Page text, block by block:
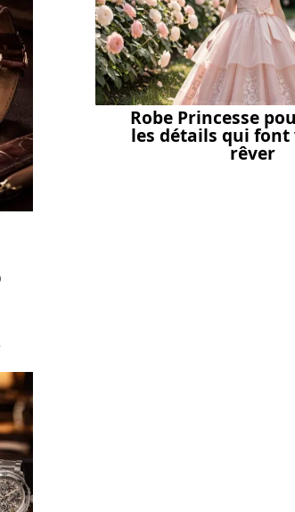
Robe Princesse
les détails qui
rêver